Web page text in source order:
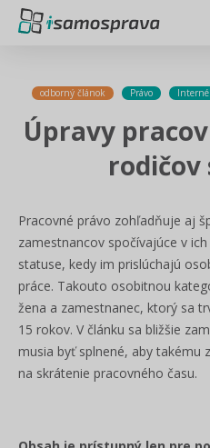
odborný článok Právo
Úpravy
rodičov
Pracovné právo zohľadňuje aj
zamestnancov spočívajúce v
statuse, kedy im prislúchajú
práce. Takouto osobitnou
žena a zamestnanec, ktorý sa
15 rokov. V článku sa bližšie
musia byť splnené, aby takému
na skrátenie pracovného času.